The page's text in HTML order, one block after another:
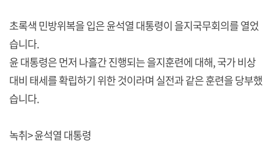
초록색 민방위복을 입은 윤석열 대통령이 을지국무회의를 열었
습니다.
윤 대통령은 먼저 나흘간 진행되는 을지훈련에 대해, 국가 비상
대비 태세를 확립하기 위한 것이라며 실전과 같은 훈련을 당부했
습니다.
녹취> 윤석열 대통령